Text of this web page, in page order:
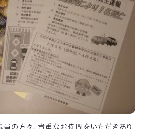
の方々、貴重なお時間をいただきあり